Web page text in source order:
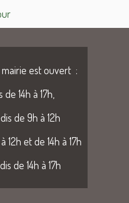
est ouvert :
14h à 17h,
de 9h à 12h
12h et de 14h à 17h
de 14h à 17h